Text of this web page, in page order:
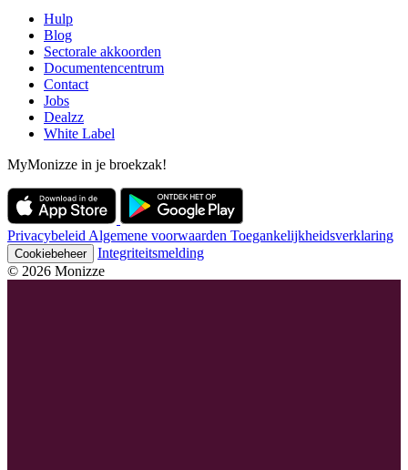
Hulp
Blog
Sectorale akkoorden
Documentencentrum
Contact
Jobs
Dealzz
White Label
MyMonizze in je broekzak!
PrivacybeleidAlgemene voorwaarden Toegankelijkheidsverklaring
Cookiebeheer
Integriteitsmelding
© 2026 Monizze